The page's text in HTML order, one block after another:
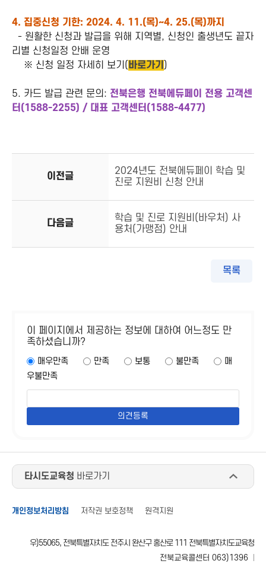
4. 집중신청 기한: 2024. 4. 11.(목)~4. 25.(목)까지
- 원활한 신청과 발급을 위해 지역별, 신청인 출생년도 끝자
리별 신청일정 안배 운영
※ 신청 일정 자세히 보기( 바로가기 )
5. 카드 발급 관련 문의: 전북은행 전북에듀페이 전용 고객센
터(1588-2255) / 대표 고객센터(1588-4477)
이전글
2024년도 전북에듀페이 학습 및
진로 지원비 신청 안내
다음글
학습 및 진로 지원비(바우처) 사
용처(가맹점) 안내
목록
이 페이지에서 제공하는 정보에 대하여 어느정도 만
족하셨습니까?
매우만족 만족 보통 불만족
매
우불만족
타시도교육청 바로가기
개인정보처리방침 저작권 보호정책 원격지원
우)55065, 전북특별자치도 전주시 완산구 홍산로 111 전북특별자치도교육청
전북교육콜센터 063)1396